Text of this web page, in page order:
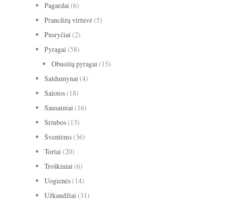
Pagardai (6)
Prancūzų virtuvė(5)
Pusryčiai (2)
Pyragai (58)
Obuolių pyragai (15)
Saldumynai (4)
Salotos(18)
Sausainiai (16)
Sriubos(13)
Šventėms(36)
Tortai (20)
Troškiniai (6)
Uogienės(14)
Užkandžiai (31)